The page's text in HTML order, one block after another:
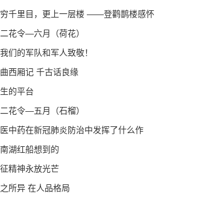
千里目，更上一层楼 ——登鹳鹊楼感怀
花令—六月（荷花）
们的军队和军人致敬！
西厢记 千古话良缘
的平台
花令—五月（石榴）
中药在新冠肺炎防治中发挥了什么作
湖红船想到的
精神永放光芒
所异 在人品格局